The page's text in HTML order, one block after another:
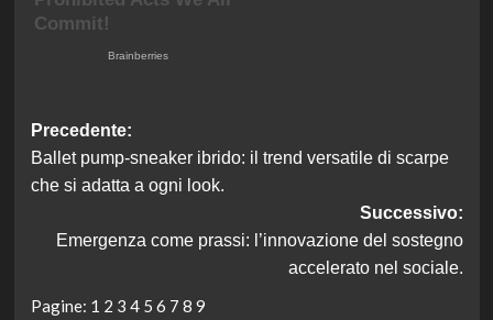
Navigazione
articolo
Precedente:
Ballet pump-sneaker ibrido: il trend versatile di scarpe
che si adatta a ogni look.
Successivo:
Emergenza come prassi: l’innovazione del sostegno
accelerato nel sociale.
Pagine: 1 2 3 4 5 6 7 8 9